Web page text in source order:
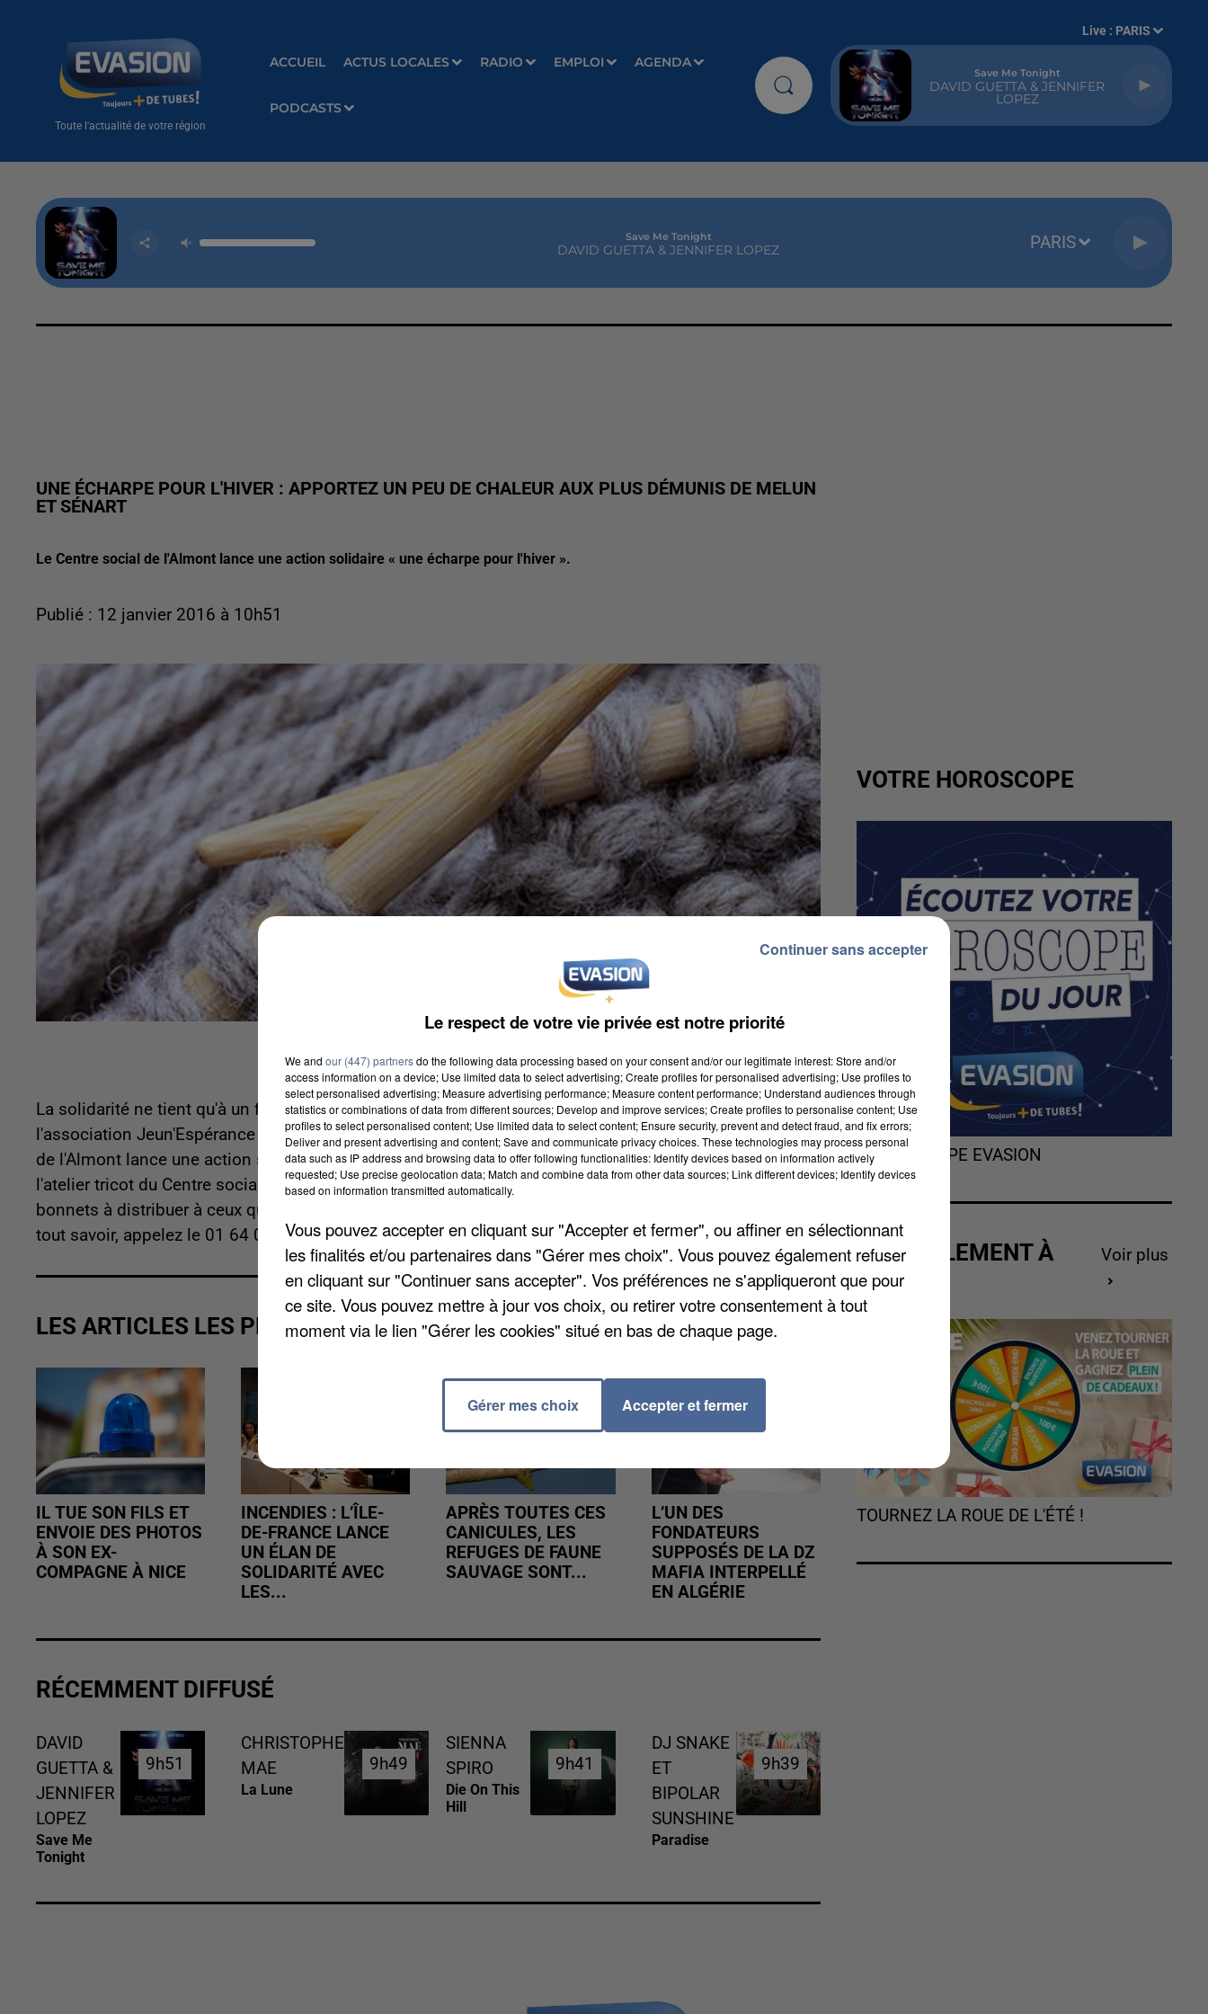
Toute l'actualité de votre région
ACCUEIL ACTUS LOCALES RADIO EMPLOI AGENDA
PODCASTS
Live : PARIS
Save Me Tonight
DAVID GUETTA & JENNIFER
LOPEZ
Save Me Tonight
DAVID GUETTA & JENNIFER LOPEZ PARIS
UNE ÉCHARPE POUR L'HIVER : APPORTEZ UN PEU DE CHALEUR AUX PLUS DÉMUNIS DE MELUN
ET SÉNART
Le Centre social de l'Almont lance une action solidaire « une écharpe pour l'hiver ».
Publié : 12 janvier 2016 à 10h51
La solidarité ne tient qu'à un fil, et parfois celui d'une écharpe. A vos aiguilles ! En partenariat avec
l'association Jeun'Espérance qui oeuvre auprès des plus démunis à Melun et à Sénart, le Centre social
de l'Almont lance une action solidaire « une écharpe pour l'hiver ». Des collégiens jusqu'aux seniors de
l'atelier tricot du Centre social, des rencontres ont lieu pour confectionner des écharpes, gants et
bonnets à distribuer à ceux qui en ont besoin. Les collectes vont se poursuivre jusqu'à début avril. Pour
tout savoir, appelez le 01 64 09 72 92.
LES ARTICLES LES PLUS VUS
IL TUE SON FILS ET
ENVOIE DES PHOTOS
À SON EX-
COMPAGNE À NICE
INCENDIES : L’ÎLE-
DE-FRANCE LANCE
UN ÉLAN DE
SOLIDARITÉ AVEC
LES...
APRÈS TOUTES CES
CANICULES, LES
REFUGES DE FAUNE
SAUVAGE SONT...
L’UN DES
FONDATEURS
SUPPOSÉS DE LA DZ
MAFIA INTERPELLÉ
EN ALGÉRIE
RÉCEMMENT DIFFUSÉ
DAVID
GUETTA &
JENNIFER
LOPEZ
Save Me
Tonight
9h51
9h51
CHRISTOPHE
MAE
La Lune
9h49
9h49
SIENNA
SPIRO
Die On This
Hill
9h41
9h41
DJ SNAKE
ET
BIPOLAR
SUNSHINE
Paradise
9h39
9h39
VOTRE HOROSCOPE
L'HOROSCOPE EVASION
ACTUELLEMENT À
GAGNER
Voir plus
TOURNEZ LA ROUE DE L'ÉTÉ !
Le respect de votre vie privée est notre priorité
We and our (447) partnersdo the following data processing based on your consent and/or our legitimate interest: Store and/or
access information on a device; Use limited data to select advertising; Create profiles for personalised advertising; Use profiles to
select personalised advertising; Measure advertising performance; Measure content performance; Understand audiences through
statistics or combinations of data from different sources; Develop and improve services; Create profiles to personalise content; Use
profiles to select personalised content; Use limited data to select content; Ensure security, prevent and detect fraud, and fix errors;
Deliver and present advertising and content; Save and communicate privacy choices. These technologies may process personal
data such as IP address and browsing data to offer following functionalities: Identify devices based on information actively
requested; Use precise geolocation data; Match and combine data from other data sources; Link different devices; Identify devices
based on information transmitted automatically.
Vous pouvez accepter en cliquant sur "Accepter et fermer", ou affiner en sélectionnant
les finalités et/ou partenaires dans "Gérer mes choix". Vous pouvez également refuser
en cliquant sur "Continuer sans accepter". Vos préférences ne s'appliqueront que pour
ce site. Vous pouvez mettre à jour vos choix, ou retirer votre consentement à tout
moment via le lien "Gérer les cookies" situé en bas de chaque page.
Gérer mes choix Accepter et fermer
Continuer sans accepter